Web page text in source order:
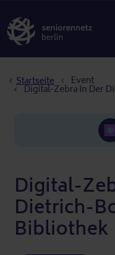
Startseite Event
Digital-Zebra In Der
Digital-
Dietrich-
Bibliothek